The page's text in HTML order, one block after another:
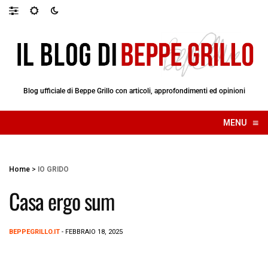
Blog ufficiale di Beppe Grillo con articoli, approfondimenti ed opinioni
MENU ≡
☰
Home > IO GRIDO
Casa ergo sum
BEPPEGRILLO.IT - FEBBRAIO 18, 2025